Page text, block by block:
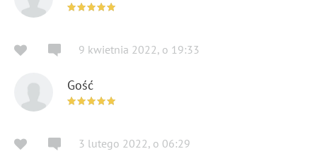
9 kwietnia 2022, o 19:33
Gość
3 lutego 2022, o 06:29